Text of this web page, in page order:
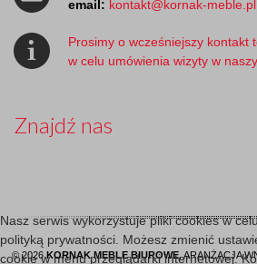
email: kontakt@kornak-meble.pl
Prosimy o wcześniejszy kontakt
w celu umówienia wizyty w
Znajdź nas
© 2026KORNAK MEBLE BIUROWE, ARANŻACJA
Nasz serwis wykorzystuje pliki cookies w
polityką prywatności. Możesz zmienić
cookie w menu przeglądarki internetowej.